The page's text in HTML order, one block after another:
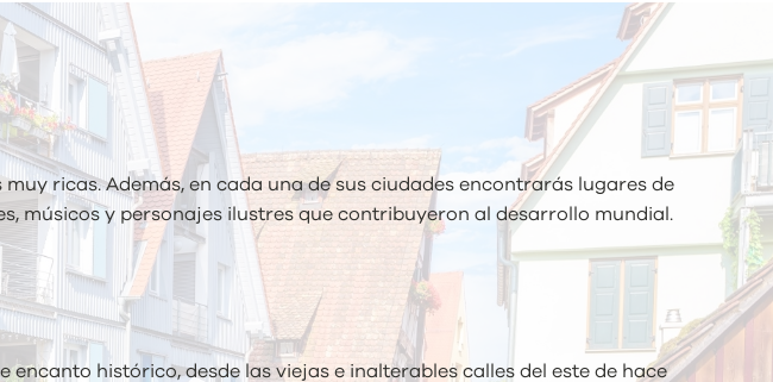
ricas. Además, en cada una de sus ciudades encontrarás lugares de
músicos y personajes ilustres que contribuyeron al desarrollo mundial.
histórico, desde las viejas e inalterables calles del este de hace